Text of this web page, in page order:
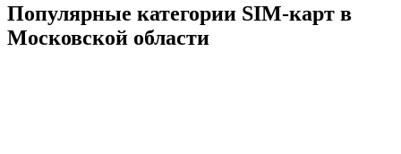
Популярные категории SIM-карт в
Московской области